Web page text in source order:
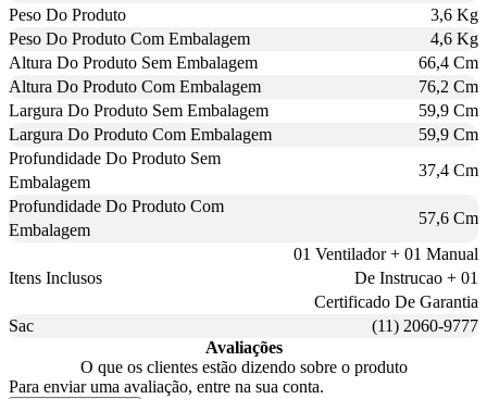
Peso Do Produto
3,6 Kg
Peso Do Produto Com Embalagem
4,6 Kg
Altura Do Produto Sem Embalagem
66,4 Cm
Altura Do Produto Com Embalagem
76,2 Cm
Largura Do Produto Sem Embalagem
59,9 Cm
Largura Do Produto Com Embalagem
59,9 Cm
Profundidade Do Produto Sem
Embalagem
37,4 Cm
Profundidade Do Produto Com
Embalagem
57,6 Cm
Itens Inclusos
01 Ventilador + 01 Manual
De Instrucao + 01
Certificado De Garantia
Sac
(11) 2060-9777
Avaliações
O que os clientes estão dizendo sobre o produto
Para enviar uma avaliação, entre na sua conta.